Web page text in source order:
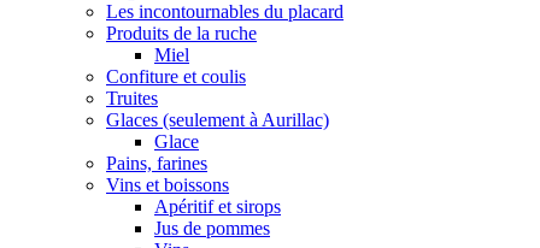
Les incontournables du placard
Produits de la ruche
Miel
Confiture et coulis
Truites
Glaces (seulement à Aurillac)
Glace
Pains, farines
Vins et boissons
Apéritif et sirops
Jus de pommes